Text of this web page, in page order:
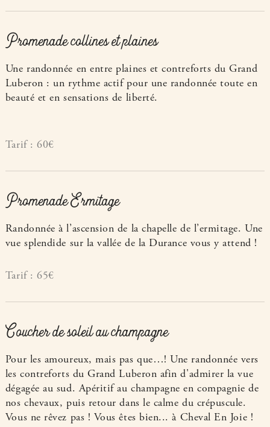
Promenade collines et plaines
Une randonnée en entre plaines et contreforts du Grand
Luberon : un rythme actif pour une randonnée toute en
beauté et en sensations de liberté.
Tarif : 60€
Promenade Ermitage
Randonnée à l’ascension de la chapelle de l’ermitage. Une
vue splendide sur la vallée de la Durance vous y attend !
Tarif : 65€
Coucher de soleil au champagne
Pour les amoureux, mais pas que…! Une randonnée vers
les contreforts du Grand Luberon afin d'admirer la vue
dégagée au sud. Apéritif au champagne en compagnie de
nos chevaux, puis retour dans le calme du crépuscule.
Vous ne rêvez pas ! Vous êtes bien... à Cheval En Joie !